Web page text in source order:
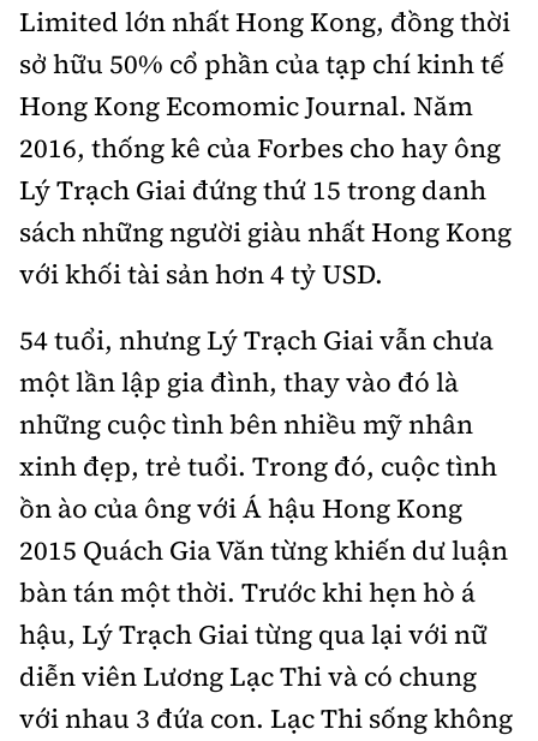
Limited lớn nhất Hong Kong, đồng thời
sở hữu 50% cổ phần của tạp chí kinh tế
Hong Kong Ecomomic Journal. Năm
2016, thống kê của Forbes cho hay ông
Lý Trạch Giai đứng thứ 15 trong danh
sách những người giàu nhất Hong Kong
với khối tài sản hơn 4 tỷ USD.
54 tuổi, nhưng Lý Trạch Giai vẫn chưa
một lần lập gia đình, thay vào đó là
những cuộc tình bên nhiều mỹ nhân
xinh đẹp, trẻ tuổi. Trong đó, cuộc tình
ồn ào của ông với Á hậu Hong Kong
2015 Quách Gia Văn từng khiến dư luận
bàn tán một thời. Trước khi hẹn hò á
hậu, Lý Trạch Giai từng qua lại với nữ
diễn viên Lương Lạc Thi và có chung
với nhau 3 đứa con. Lạc Thi sống không